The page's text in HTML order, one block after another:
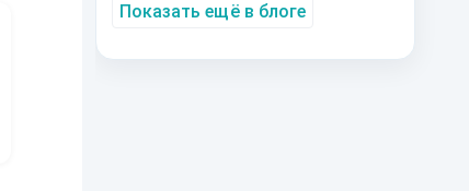
Показать ещё в блоге